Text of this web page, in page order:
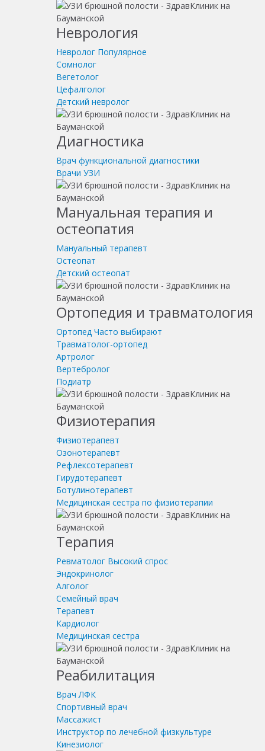
Неврология
Невролог Популярное
Сомнолог
Вегетолог
Цефалголог
Детский невролог
Диагностика
Врач функциональной диагностики
Врачи УЗИ
Мануальная терапия и
остеопатия
Мануальный терапевт
Остеопат
Детский остеопат
Ортопедия и травматология
Ортопед Часто выбирают
Травматолог-ортопед
Артролог
Вертебролог
Подиатр
Физиотерапия
Физиотерапевт
Озонотерапевт
Рефлексотерапевт
Гирудотерапевт
Ботулинотерапевт
Медицинская сестра по физиотерапии
Терапия
Ревматолог Высокий спрос
Эндокринолог
Алголог
Семейный врач
Терапевт
Кардиолог
Медицинская сестра
Реабилитация
Врач ЛФК
Спортивный врач
Массажист
Инструктор по лечебной физкультуре
Кинезиолог